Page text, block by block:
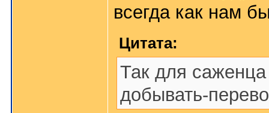
всегда как нам
Цитата:
Так для
добывать-